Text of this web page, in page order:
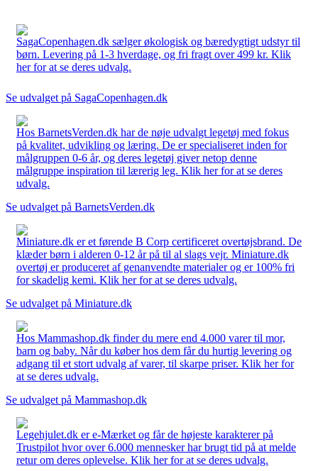
SagaCopenhagen.dk sælger økologisk og bæredygtigt udstyr til
børn. Levering på 1-3 hverdage, og fri fragt over 499 kr. Klik
her for at se deres udvalg.
Se udvalget på SagaCopenhagen.dk
Hos BarnetsVerden.dk har de nøje udvalgt legetøj med fokus
på kvalitet, udvikling og læring. De er specialiseret inden for
målgruppen 0-6 år, og deres legetøj giver netop denne
målgruppe inspiration til lærerig leg. Klik her for at se deres
udvalg.
Se udvalget på BarnetsVerden.dk
Miniature.dk er et førende B Corp certificeret overtøjsbrand. De
klæder børn i alderen 0-12 år på til al slags vejr. Miniature.dk
overtøj er produceret af genanvendte materialer og er 100% fri
for skadelig kemi. Klik her for at se deres udvalg.
Se udvalget på Miniature.dk
Hos Mammashop.dk finder du mere end 4.000 varer til mor,
barn og baby. Når du køber hos dem får du hurtig levering og
adgang til et stort udvalg af varer, til skarpe priser. Klik her for
at se deres udvalg.
Se udvalget på Mammashop.dk
Legehjulet.dk er e-Mærket og får de højeste karakterer på
Trustpilot hvor over 6.000 mennesker har brugt tid på at melde
retur om deres oplevelse. Klik her for at se deres udvalg.